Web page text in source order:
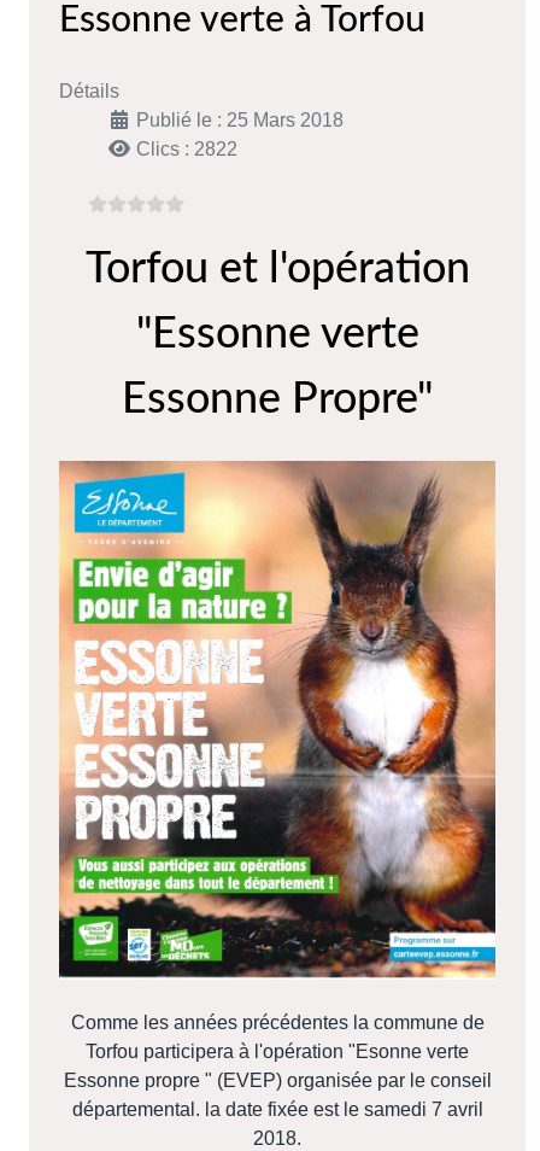
Essonne verte à Torfou
Détails
Publié le : 25 Mars 2018
Clics : 2822
Torfou et l'opération
"Essonne verte
Essonne Propre"
Comme les années précédentes la commune de
Torfou participera à l'opération "Esonne verte
Essonne propre " (EVEP) organisée par le conseil
départemental. la date fixée est le samedi 7 avril
2018.